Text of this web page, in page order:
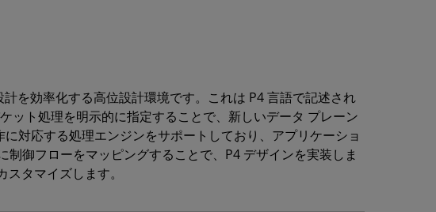
を効率化する高位設計環境です。これは P4 言語で記述され
ット処理を明示的に指定することで、新しいデータ プレーン
対応する処理エンジンをサポートしており、アプリケーショ
御フローをマッピングすることで、P4 デザインを実装しま
タマイズします。